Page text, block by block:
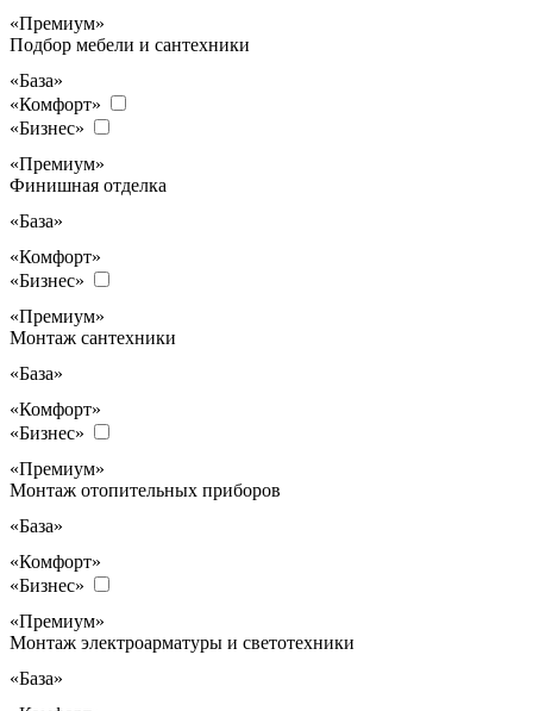
«Премиум»
Подбор мебели и сантехники
«База»
«Комфорт»
«Бизнес»
«Премиум»
Финишная отделка
«База»
«Комфорт»
«Бизнес»
«Премиум»
Монтаж сантехники
«База»
«Комфорт»
«Бизнес»
«Премиум»
Монтаж отопительных приборов
«База»
«Комфорт»
«Бизнес»
«Премиум»
Монтаж электроарматуры и светотехники
«База»